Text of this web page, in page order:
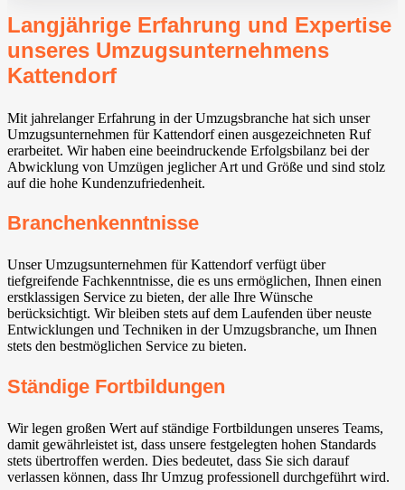
Langjährige Erfahrung und Expertise
unseres Umzugsunternehmens
Kattendorf
Mit jahrelanger Erfahrung in der Umzugsbranche hat sich unser
Umzugsunternehmen für Kattendorf einen ausgezeichneten Ruf
erarbeitet. Wir haben eine beeindruckende Erfolgsbilanz bei der
Abwicklung von Umzügen jeglicher Art und Größe und sind stolz
auf die hohe Kundenzufriedenheit.
Branchenkenntnisse
Unser Umzugsunternehmen für Kattendorf verfügt über
tiefgreifende Fachkenntnisse, die es uns ermöglichen, Ihnen einen
erstklassigen Service zu bieten, der alle Ihre Wünsche
berücksichtigt. Wir bleiben stets auf dem Laufenden über neuste
Entwicklungen und Techniken in der Umzugsbranche, um Ihnen
stets den bestmöglichen Service zu bieten.
Ständige Fortbildungen
Wir legen großen Wert auf ständige Fortbildungen unseres Teams,
damit gewährleistet ist, dass unsere festgelegten hohen Standards
stets übertroffen werden. Dies bedeutet, dass Sie sich darauf
verlassen können, dass Ihr Umzug professionell durchgeführt wird.